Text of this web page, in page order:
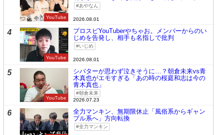
YouTube
あやなん
2026.08.01
4
YouTube
プロスピYouTuberやちゃお。メンバーからのい
じめを告発し、相手も名指しで批判
いじめ
2026.08.01
5
YouTube
シバターが思わず泣きそうに…？朝倉未来vs青
木真也がエモすぎる「あの時の桜庭和志は今の
青木真也」
朝倉未来
2026.07.23
6
全力マンキン、無期限休止「風俗系からギャン
ブル系へ」方向転換
全力マンキン